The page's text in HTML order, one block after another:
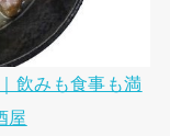
飲みも食事も満
屋